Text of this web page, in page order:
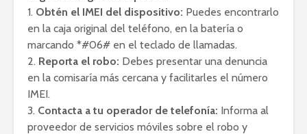
1. Obtén el IMEI del dispositivo: Puedes encontrarlo
en la caja original del teléfono, en la batería o
marcando *#06# en el teclado de llamadas.
2. Reporta el robo: Debes presentar una denuncia
en la comisaría más cercana y facilitarles el número
IMEI.
3. Contacta a tu operador de telefonía: Informa al
proveedor de servicios móviles sobre el robo y